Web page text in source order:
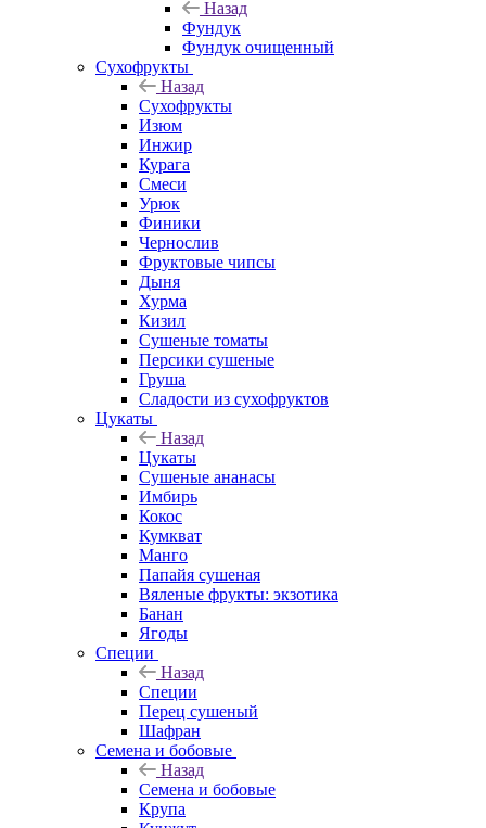
Назад
Фундук
Фундук очищенный
Сухофрукты
Назад
Сухофрукты
Изюм
Инжир
Курага
Смеси
Урюк
Финики
Чернослив
Фруктовые чипсы
Дыня
Хурма
Кизил
Сушеные томаты
Персики сушеные
Груша
Сладости из сухофруктов
Цукаты
Назад
Цукаты
Cушеные ананасы
Имбирь
Кокос
Кумкват
Манго
Папайя сушеная
Вяленые фрукты: экзотика
Банан
Ягоды
Специи
Назад
Специи
Перец сушеный
Шафран
Семена и бобовые
Назад
Семена и бобовые
Крупа